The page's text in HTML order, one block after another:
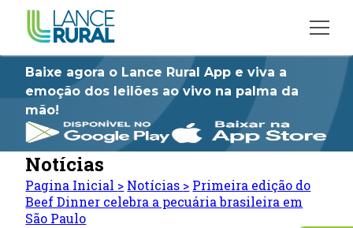
Baixe agora o Lance Rural App e viva a
emoção dos leilões ao vivo na palma da
mão!
Notícias
Pagina Inicial > Notícias > Primeira edição do
Beef Dinner celebra a pecuária brasileira em
São Paulo